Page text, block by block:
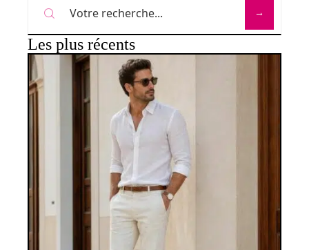
Les plus récents